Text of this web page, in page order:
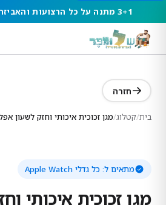
3+1 מתנה על כל הרצועות והאביזרים לשעונים חכמים
חזרה
בית/קטלוג/
מתאים ל: כל גדלי Apple Watch
מגן זכוכית איכותי